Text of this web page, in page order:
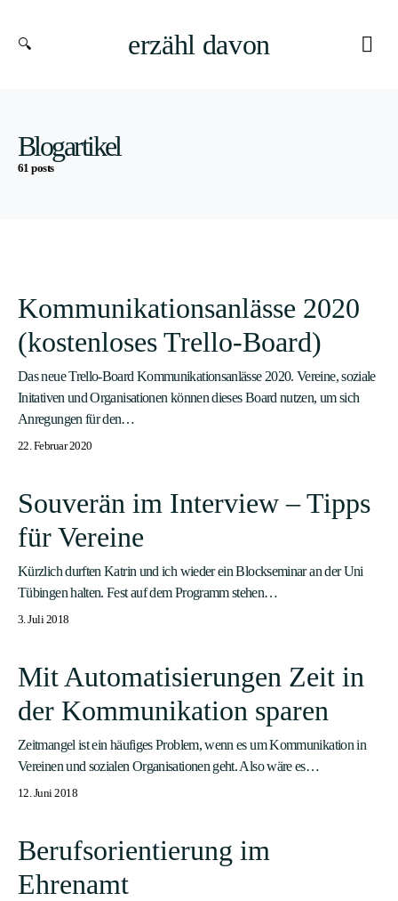
erzähl davon
Blogartikel
61 posts
Kommunikationsanlässe 2020
(kostenloses Trello-Board)
Das neue Trello-Board Kommunikationsanlässe 2020. Vereine, soziale
Initativen und Organisationen können dieses Board nutzen, um sich
Anregungen für den…
22. Februar 2020
Souverän im Interview – Tipps
für Vereine
Kürzlich durften Katrin und ich wieder ein Blockseminar an der Uni
Tübingen halten. Fest auf dem Programm stehen…
3. Juli 2018
Mit Automatisierungen Zeit in
der Kommunikation sparen
Zeitmangel ist ein häufiges Problem, wenn es um Kommunikation in
Vereinen und sozialen Organisationen geht. Also wäre es…
12. Juni 2018
Berufsorientierung im
Ehrenamt